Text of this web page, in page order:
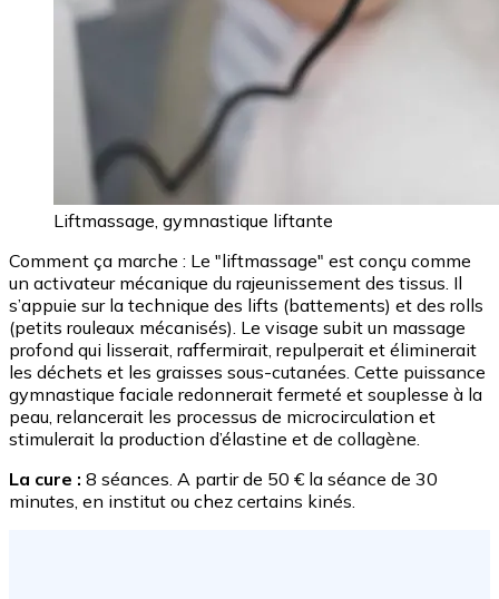
Liftmassage, gymnastique liftante
Comment ça marche : Le "liftmassage" est conçu comme
un activateur mécanique du rajeunissement des tissus. Il
s’appuie sur la technique des lifts (battements) et des rolls
(petits rouleaux mécanisés). Le visage subit un massage
profond qui lisserait, raffermirait, repulperait et éliminerait
les déchets et les graisses sous-cutanées. Cette puissance
gymnastique faciale redonnerait fermeté et souplesse à la
peau, relancerait les processus de microcirculation et
stimulerait la production d’élastine et de collagène.
La cure : 8 séances. A partir de 50 € la séance de 30
minutes, en institut ou chez certains kinés.